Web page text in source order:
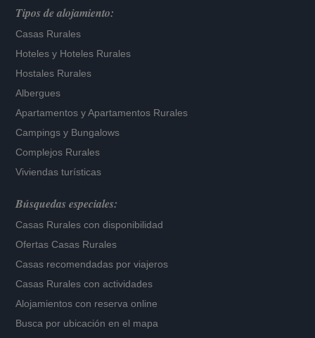
Tipos de alojamiento:
Casas Rurales
Hoteles y Hoteles Rurales
Hostales Rurales
Albergues
Apartamentos yApartamentos Rurales
Campings y Bungalows
Complejos Rurales
Viviendas turísticas
Búsquedas especiales:
Casas Rurales con disponibilidad
Ofertas Casas Rurales
Casas recomendadas por viajeros
Casas Rurales con actividades
Alojamientos con reserva online
Busca por ubicación en el mapa